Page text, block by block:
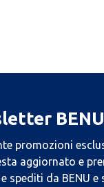
BENU
promozioni
aggiornato e
da BENU e